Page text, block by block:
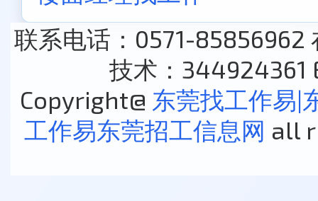
联系电话：0571-85856962
技术：344924361
Copyright@ 东莞找工作易|
工作易东莞招工信息网 all